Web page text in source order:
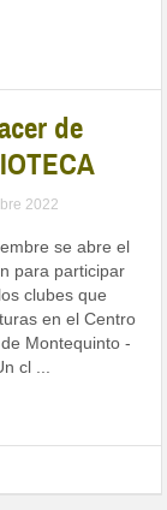
de
2022
se abre el
para participar
clubes que
en el Centro
Montequinto -
cl ...